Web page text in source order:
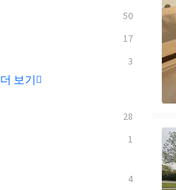
50
17
3
더 보기
28
1
4